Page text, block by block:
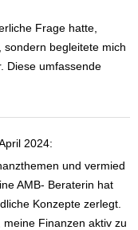
Frage hatte,
begleitete mich
Diese umfassende
2024:
und vermied
AMB- Beraterin hat
Konzepte zerlegt.
Finanzen aktiv zu